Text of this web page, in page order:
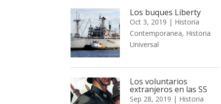
Los buques Liberty
Oct 3, 2019 | Historia
Contemporanea, Historia
Universal
Los voluntarios
extranjeros en las SS
Sep 28, 2019 | Historia